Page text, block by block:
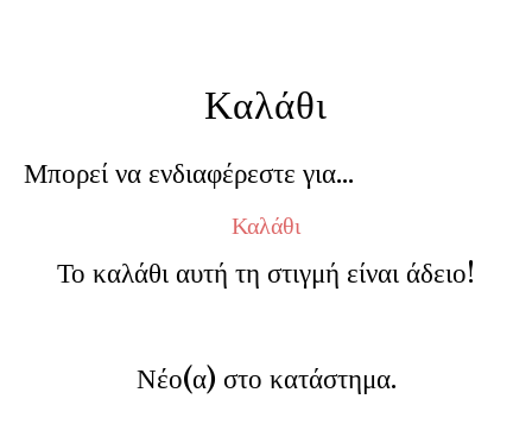
Καλάθι
Μπορεί να ενδιαφέρεστε για…
Καλάθι
Το καλάθι αυτή τη στιγμή είναι άδειο!
Νέο(α) στο κατάστημα.